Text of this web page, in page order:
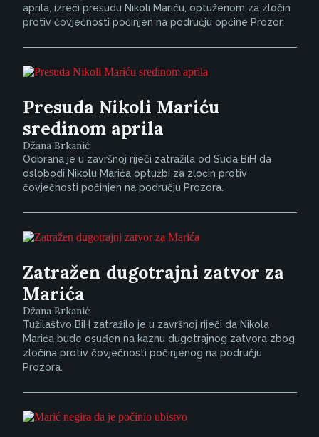
aprila, izreći presudu Nikoli Mariću, optuženom za zločin
protiv čovječnosti počinjen na području općine Prozor.
Presuda Nikoli Mariću
sredinom aprila
Džana Brkanić
Odbrana je u završnoj riječi zatražila od Suda BiH da
oslobodi Nikolu Marića optužbi za zločin protiv
čovječnosti počinjen na području Prozora.
Zatražen dugotrajni zatvor za
Marića
Džana Brkanić
Tužilaštvo BiH zatražilo je u završnoj riječi da Nikola
Marića bude osuđen na kaznu dugotrajnog zatvora zbog
zločina protiv čovječnosti počinjenog na području
Prozora.